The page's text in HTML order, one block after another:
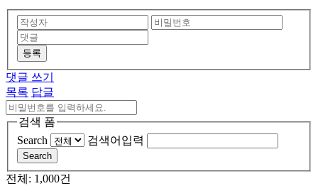
등록
댓글 쓰기
목록 답글
검색 폼
Search
검색어입력
Search
전체: 1,000건